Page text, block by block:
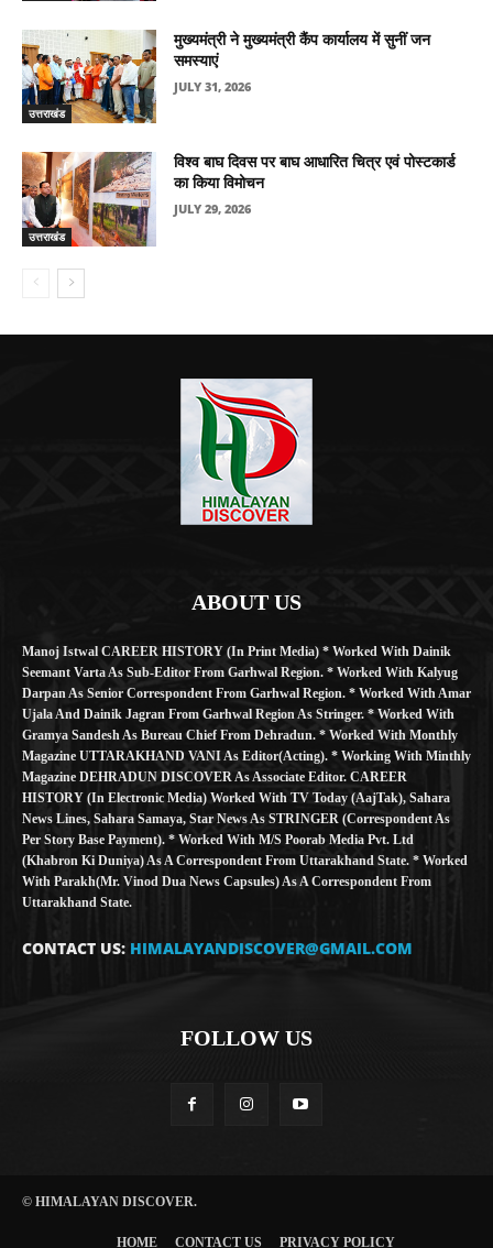
उत्तराखंड
मुख्यमंत्री ने मुख्यमंत्री कैंप कार्यालय में सुनीं जन
समस्याएं
JULY 31, 2026
उत्तराखंड
विश्व बाघ दिवस पर बाघ आधारित चित्र एवं पोस्टकार्ड
का किया विमोचन
JULY 29, 2026
ABOUT US
Manoj Istwal CAREER HISTORY (in Print Media) * Worked With Dainik
Seemant Varta As Sub-Editor From Garhwal Region. * Worked With Kalyug
Darpan As Senior Correspondent From Garhwal Region. * Worked With Amar
Ujala And Dainik Jagran From Garhwal Region As Stringer. * Worked With
Gramya Sandesh As Bureau Chief From Dehradun. * Worked With Monthly
Magazine UTTARAKHAND VANI As Editor(Acting). * Working With Minthly
Magazine DEHRADUN DISCOVER As Associate Editor. CAREER
HISTORY (in Electronic Media) Worked With TV Today (AajTak), Sahara
News Lines, Sahara Samaya, Star News As STRINGER (Correspondent As
Per Story Base Payment). * Worked With M/S Poorab Media Pvt. Ltd
(Khabron Ki Duniya) As A Correspondent From Uttarakhand State. * Worked
With Parakh(Mr. Vinod Dua News Capsules) As A Correspondent From
Uttarakhand State.
CONTACT US: HIMALAYANDISCOVER@GMAIL.COM
FOLLOW US
© HIMALAYAN DISCOVER.
HOME CONTACT US PRIVACY POLICY